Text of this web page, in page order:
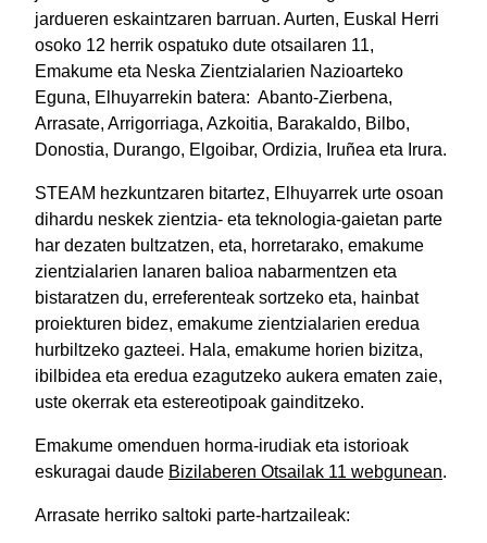
jardueren eskaintzaren barruan. Aurten, Euskal Herri
osoko 12 herrik ospatuko dute otsailaren 11,
Emakume eta Neska Zientzialarien Nazioarteko
Eguna, Elhuyarrekin batera: Abanto-Zierbena,
Arrasate, Arrigorriaga, Azkoitia, Barakaldo, Bilbo,
Donostia, Durango, Elgoibar, Ordizia, Iruñea eta Irura.
STEAM hezkuntzaren bitartez, Elhuyarrek urte osoan
dihardu neskek zientzia- eta teknologia-gaietan parte
har dezaten bultzatzen, eta, horretarako, emakume
zientzialarien lanaren balioa nabarmentzen eta
bistaratzen du, erreferenteak sortzeko eta, hainbat
proiekturen bidez, emakume zientzialarien eredua
hurbiltzeko gazteei. Hala, emakume horien bizitza,
ibilbidea eta eredua ezagutzeko aukera ematen zaie,
uste okerrak eta estereotipoak gainditzeko.
Emakume omenduen horma-irudiak eta istorioak
eskuragai daude Bizilaberen Otsailak 11 webgunean.
Arrasate herriko saltoki parte-hartzaileak: